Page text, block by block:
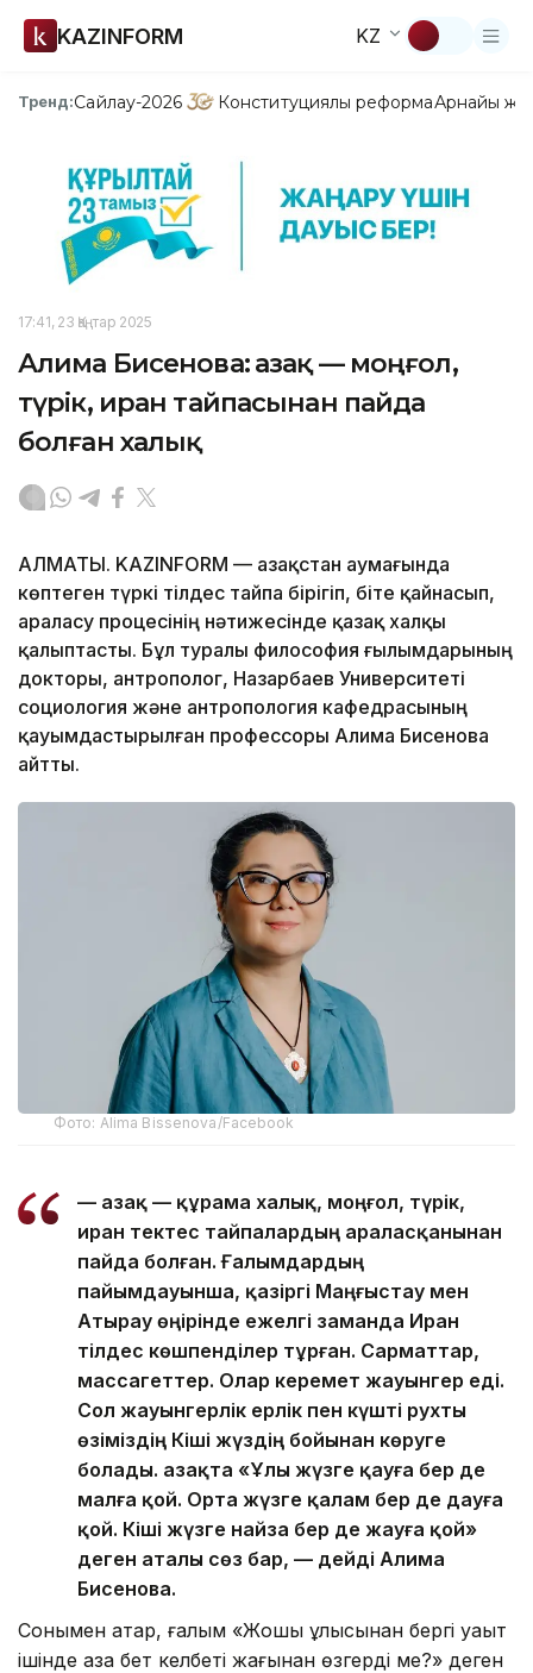
KAZINFORM KZ
Тренд:Сайлау-2026 Конституциялық реформаАрнайы
17:41, 23 Қаңтар 2025
Алима Бисенова: Қазақ — моңғол,
түрік, иран тайпасынан пайда
болған халық
АЛМАТЫ. KAZINFORM — Қазақстан аумағында
көптеген түркі тілдес тайпа бірігіп, біте қайнасып,
араласу процесінің нәтижесінде қазақ халқы
қалыптасты. Бұл туралы философия ғылымдарының
докторы, антрополог, Назарбаев Университеті
социология және антропология кафедрасының
қауымдастырылған профессоры Алима Бисенова
айтты.
Фото: Alima Bissenova/Facebook
— Қазақ — құрама халық, моңғол, түрік,
иран тектес тайпалардың араласқанынан
пайда болған. Ғалымдардың
пайымдауынша, қазіргі Маңғыстау мен
Атырау өңірінде ежелгі заманда Иран
тілдес көшпенділер тұрған. Сарматтар,
массагеттер. Олар керемет жауынгер еді.
Сол жауынгерлік ерлік пен күшті рухты
өзіміздің Кіші жүздің бойынан көруге
болады. Қазақта «Ұлы жүзге қауға бер де
малға қой. Орта жүзге қалам бер де дауға
қой. Кіші жүзге найза бер де жауға қой»
деген аталы сөз бар, — дейді Алима
Бисенова.
Сонымен қатар, ғалым «Жошы ұлысынан бергі уақыт
ішінде қазақ бет келбеті жағынан өзгерді ме?» деген